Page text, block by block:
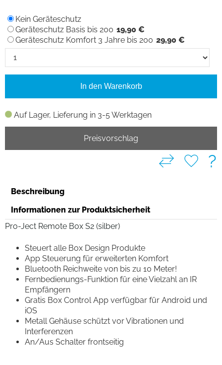
Auf Lager, Lieferung in 3-5 Werktagen
Kein Geräteschutz
Geräteschutz Basis bis 200 19,90 €
Geräteschutz Komfort 3 Jahre bis 200 29,90 €
In den Warenkorb
Preisvorschlag
?
Beschreibung
Informationen zur Produktsicherheit
Pro-Ject Remote Box S2 (silber)
Steuert alle Box Design Produkte
App Steuerung für erweiterten Komfort
Bluetooth Reichweite von bis zu 10 Meter!
Fernbedienungs-Funktion für eine Vielzahl an IR
Empfängern
Gratis Box Control App verfügbar für Android und
iOS
Metall Gehäuse schützt vor Vibrationen und
Interferenzen
An/Aus Schalter frontseitig